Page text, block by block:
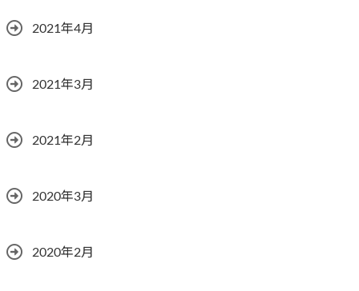
2021年4月
2021年3月
2021年2月
2020年3月
2020年2月